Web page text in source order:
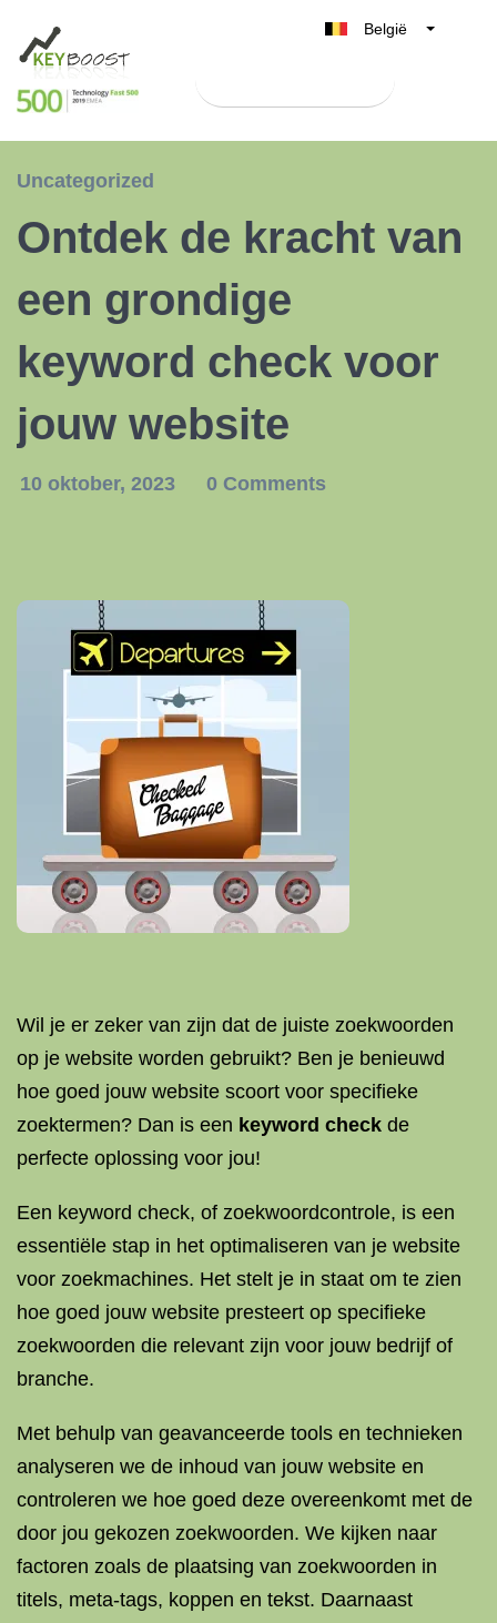
België
Nederland
España
Uncategorized
Ontdek de kracht van
een grondige
keyword check voor
jouw website
10 oktober, 2023 0 Comments
Wil je er zeker van zijn dat de juiste zoekwoorden
op je website worden gebruikt? Ben je benieuwd
hoe goed jouw website scoort voor specifieke
zoektermen? Dan is een keyword check de
perfecte oplossing voor jou!
Een keyword check, of zoekwoordcontrole, is een
essentiële stap in het optimaliseren van je website
voor zoekmachines. Het stelt je in staat om te zien
hoe goed jouw website presteert op specifieke
zoekwoorden die relevant zijn voor jouw bedrijf of
branche.
Met behulp van geavanceerde tools en technieken
analyseren we de inhoud van jouw website en
controleren we hoe goed deze overeenkomt met de
door jou gekozen zoekwoorden. We kijken naar
factoren zoals de plaatsing van zoekwoorden in
titels, meta-tags, koppen en tekst. Daarnaast